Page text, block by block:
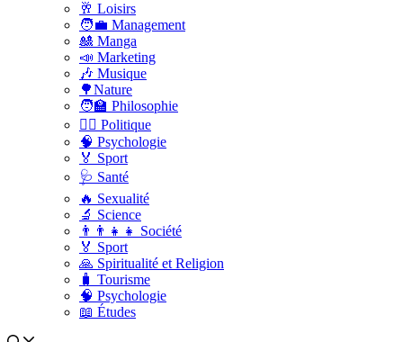
🥂 Loisirs
🧑‍💼 Management
🎎 Manga
📣 Marketing
🎶 Musique
🌳Nature
🧑‍🏫 Philosophie
👨‍⚖️ Politique
🧠 Psychologie
🏅 Sport
🩺 Santé
🔥 Sexualité
🔬 Science
👨‍👨‍👧‍👧 Société
🏅 Sport
🙏 Spiritualité et Religion
🧳 Tourisme
🧠 Psychologie
📖 Études